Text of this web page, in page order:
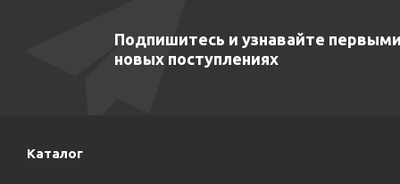
Подпишитесь и узнавайте
новых поступлениях
Каталог